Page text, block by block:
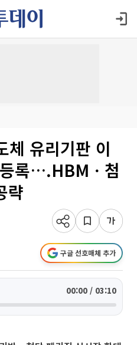
체 유리기판 이
록….HBMㆍ첨
략
구글 선호매체 추가
00:00 / 03:10